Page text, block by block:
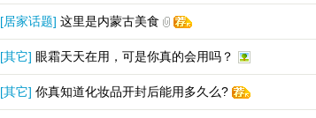
[居家话题] 这里是内蒙古美食
[其它] 眼霜天天在用，可是你真的会用吗？
[其它] 你真知道化妆品开封后能用多久么?